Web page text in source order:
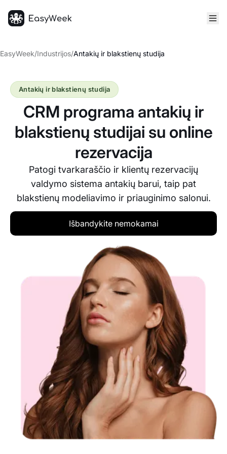
EasyWeek/Industrijos/Antakių ir blakstienų studija
CRM programa antakių ir
blakstienų studijai su online
rezervacija
Patogi tvarkaraščio ir klientų rezervacijų
valdymo sistema antakių barui, taip pat
blakstienų modeliavimo ir priauginimo salonui.
Antakių ir blakstienų studija
Išbandykite nemokamai